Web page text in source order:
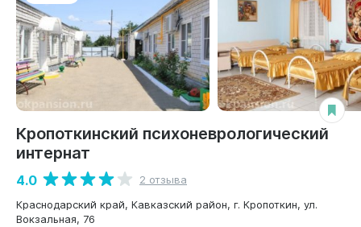
Кропоткинский психоневрологический
интернат
4.0
2 отзыва
Краснодарский край, Кавказский район, г. Кропоткин, ул.
Вокзальная, 76